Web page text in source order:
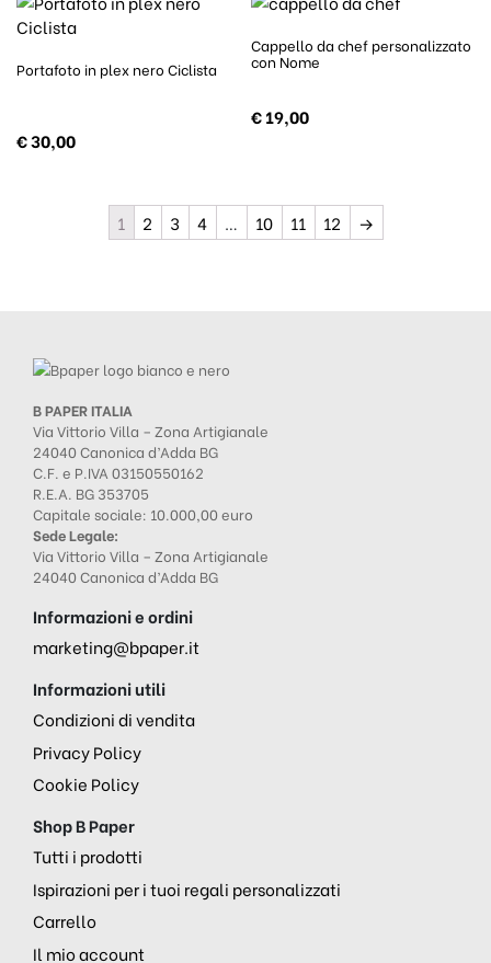
Portafoto in plex nero Ciclista
€30,00
Cappello da chef personalizzato
con Nome
€19,00
1 2 3 4 … 10 11 12 →
B PAPER ITALIA
Via Vittorio Villa – Zona Artigianale
24040 Canonica d’Adda BG
C.F. e P.IVA 03150550162
R.E.A. BG 353705
Capitale sociale: 10.000,00 euro
Sede Legale:
Via Vittorio Villa – Zona Artigianale
24040 Canonica d’Adda BG
Informazioni e ordini
marketing@bpaper.it
Informazioni utili
Condizioni di vendita
Privacy Policy
Cookie Policy
Shop B Paper
Tutti i prodotti
Ispirazioni per i tuoi regali personalizzati
Carrello
Il mio account